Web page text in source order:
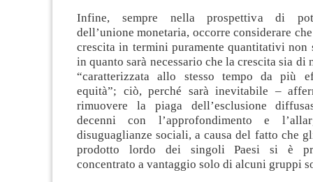
Infine, sempre nella prospettiva di
dell’unione monetaria, occorre considerare
crescita in termini puramente quantitativi non
in quanto sarà necessario che la crescita sia di
“caratterizzata allo stesso tempo da più
equità”; ciò, perché sarà inevitabile –
rimuovere la piaga dell’esclusione
decenni con l’approfondimento e
disuguaglianze sociali, a causa del fatto che
prodotto lordo dei singoli Paesi si è
concentrato a vantaggio solo di alcuni gruppi